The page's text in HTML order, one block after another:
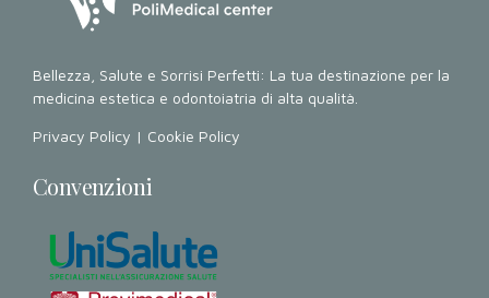
Bellezza, Salute e Sorrisi Perfetti: La tua destinazione per la
medicina estetica e odontoiatria di alta qualità.
Privacy Policy | Cookie Policy
Convenzioni